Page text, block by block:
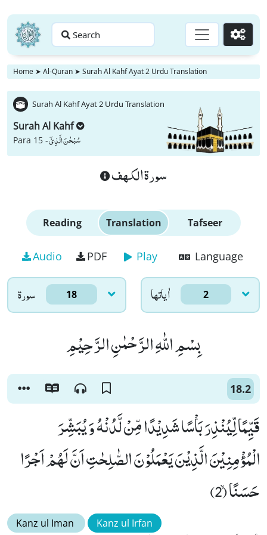
Search Go
Home ➤ Al-Quran ➤ Surah Al Kahf Ayat 2 Urdu Translation
Surah Al Kahf Ayat 2 Urdu Translation
Surah Al Kahf
Para 15 -سُبْحٰنَ الَّذِیْۤ
سورة الكهف
Reading Translation Tafseer
Audio PDF Play Language
سورۃ 18 اٰياتها 2
بِسْمِ اللّٰهِ الرَّحْمٰنِ الرَّحِیْمِ
18.2
قَیِّمًا لِّیُنْذِرَ بَاْسًا شَدِیْدًا مِّنْ لَّدُنْهُ وَ یُبَشِّرَ
الْمُؤْمِنِیْنَ الَّذِیْنَ یَعْمَلُوْنَ الصّٰلِحٰتِ اَنَّ لَهُمْ اَجْرًا
حَسَنًاۙ (2)
Kanz ul Iman Kanz ul Irfan